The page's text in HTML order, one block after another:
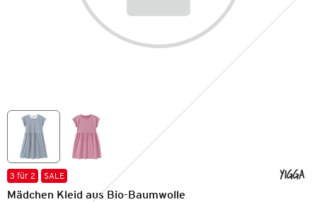
3 für 2 SALE
Mädchen Kleid aus Bio-Baumwolle